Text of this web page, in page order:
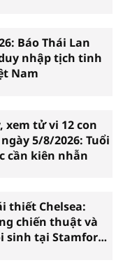
Báo Thái Lan
nhập tịch tinh
Nam
xem tử vi 12 con
5/8/2026: Tuổi
cần kiên nhẫn
thiết Chelsea:
chiến thuật và
sinh tại Stamford